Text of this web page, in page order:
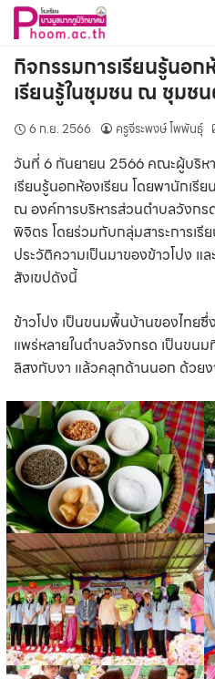
Skip
content
กิจกรรมการเรียนรู้นอ
เรียนรู้ในชุมชน ณ ชุมช
6 ก.ย. 2566 ครูจีระพงษ์ โพพันธุ์
วันที่ 6 กันยายน 2566 คณะผู้บริห
เรียนรู้นอกห้องเรียน โดยพานักเรี
ณ องค์การบริหารส่วนตำบลวังกร
พิจิตร โดยร่วมกับกลุ่มสาระการเรี
ประวัติความเป็นมาของข้าวโปง แ
สังเขปดังนี้
ข้าวโปง เป็นขนมพื้นบ้านของไทย
แพร่หลายในตำบลวังกรด เป็นขนม
ลิสงกับงา แล้วคลุกด้านนอก ด้วยง